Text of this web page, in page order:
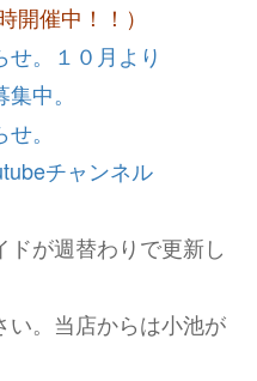
開催中！！）
。１０月より
中。
。
チャンネル
が週替わりで更新し
い。当店からは小池が